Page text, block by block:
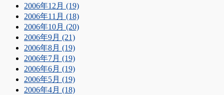
2006年12月 (19)
2006年11月 (18)
2006年10月 (20)
2006年9月 (21)
2006年8月 (19)
2006年7月 (19)
2006年6月 (19)
2006年5月 (19)
2006年4月 (18)